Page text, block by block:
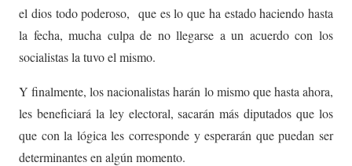
el dios todo poderoso, que es lo que ha estado haciendo hasta
la fecha, mucha culpa de no llegarse a un acuerdo con los
socialistas la tuvo el mismo.
Y finalmente, los nacionalistas harán lo mismo que hasta ahora,
les beneficiará la ley electoral, sacarán más diputados que los
que con la lógica les corresponde y esperarán que puedan ser
determinantes en algún momento.